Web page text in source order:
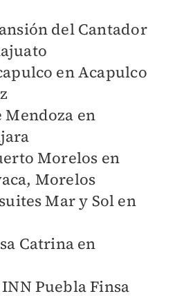
del Cantador
en Acapulco
Mendoza en
Morelos en
Morelos
Mar y Sol en
Catrina en
Puebla Finsa